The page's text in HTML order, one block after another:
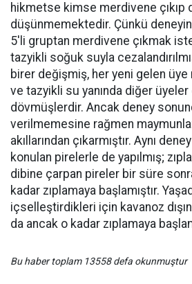
hikmetse kimse merdivene çıkıp
düşünmemektedir. Çünkü
5'li gruptan merdivene çıkmak
tazyikli soğuk suyla
birer değişmiş, her yeni gelen
ve tazyikli su yanında diğer üyeler
dövmüşlerdir. Ancak deney
verilmemesine rağmen
akıllarından çıkarmıştır. Aynı
konulan pirelerle de yapılmış;
dibine çarpan pireler bir süre
kadar zıplamaya başlamıştır.
içselleştirdikleri için kavanoz
da ancak o kadar zıplamaya
Bu haber toplam 13558 defa okunmuştur